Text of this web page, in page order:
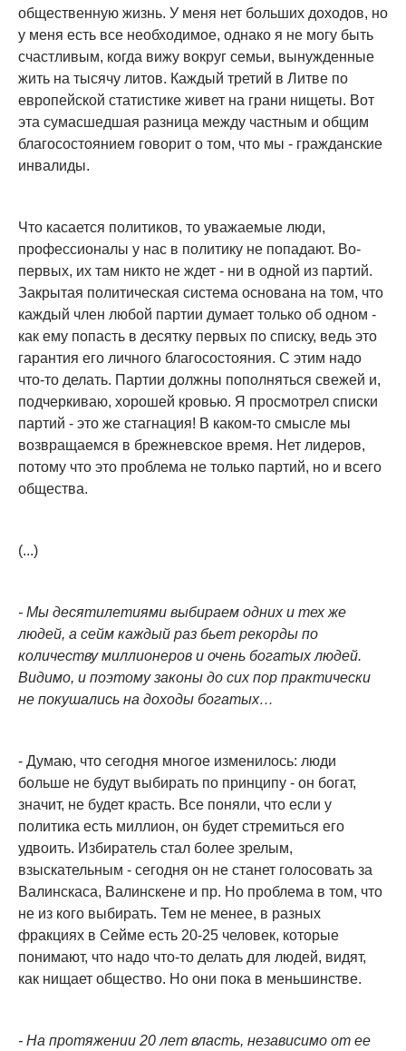
общественную жизнь. У меня нет больших доходов, но
у меня есть все необходимое, однако я не могу быть
счастливым, когда вижу вокруг семьи, вынужденные
жить на тысячу литов. Каждый третий в Литве по
европейской статистике живет на грани нищеты. Вот
эта сумасшедшая разница между частным и общим
благосостоянием говорит о том, что мы - гражданские
инвалиды.
Что касается политиков, то уважаемые люди,
профессионалы у нас в политику не попадают. Во-
первых, их там никто не ждет - ни в одной из партий.
Закрытая политическая система основана на том, что
каждый член любой партии думает только об одном -
как ему попасть в десятку первых по списку, ведь это
гарантия его личного благосостояния. С этим надо
что-то делать. Партии должны пополняться свежей и,
подчеркиваю, хорошей кровью. Я просмотрел списки
партий - это же стагнация! В каком-то смысле мы
возвращаемся в брежневское время. Нет лидеров,
потому что это проблема не только партий, но и всего
общества.
(...)
- Мы десятилетиями выбираем одних и тех же
людей, а сейм каждый раз бьет рекорды по
количеству миллионеров и очень богатых людей.
Видимо, и поэтому законы до сих пор практически
не покушались на доходы богатых…
- Думаю, что сегодня многое изменилось: люди
больше не будут выбирать по принципу - он богат,
значит, не будет красть. Все поняли, что если у
политика есть миллион, он будет стремиться его
удвоить. Избиратель стал более зрелым,
взыскательным - сегодня он не станет голосовать за
Валинскаса, Валинскене и пр. Но проблема в том, что
не из кого выбирать. Тем не менее, в разных
фракциях в Сейме есть 20-25 человек, которые
понимают, что надо что-то делать для людей, видят,
как нищает общество. Но они пока в меньшинстве.
- На протяжении 20 лет власть, независимо от ее